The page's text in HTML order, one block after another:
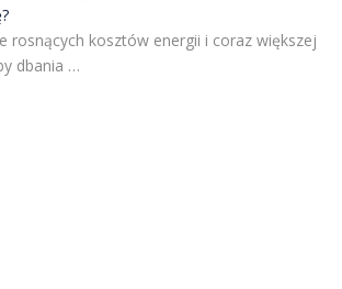
rosnących kosztów energii i coraz większej
dbania …